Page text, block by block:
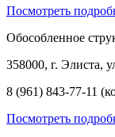
Посмотреть
Обособленное
358000, г. Элиста,
8 (961) 843-77-11
Посмотреть